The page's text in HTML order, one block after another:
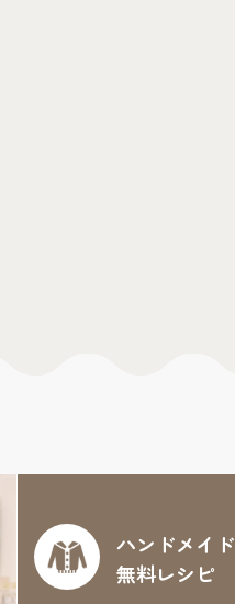
ハンドメイド
無料レシピ